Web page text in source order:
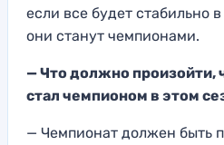
если все будет стабильно
они станут чемпионами.
— Что должно произойти,
стал чемпионом в этом
— Чемпионат должен быть